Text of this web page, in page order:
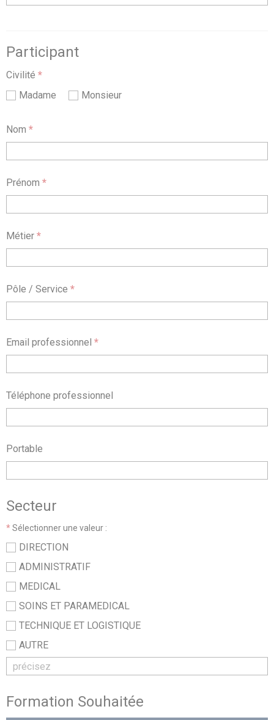
Participant
Civilité *
Madame
Monsieur
Nom *
Prénom *
Métier *
Pôle / Service *
Email professionnel *
Téléphone professionnel
Portable
Secteur
*Sélectionner une valeur :
DIRECTION
ADMINISTRATIF
MEDICAL
SOINS ET PARAMEDICAL
TECHNIQUE ET LOGISTIQUE
AUTRE
Formation Souhaitée